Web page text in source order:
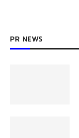
PR NEWS